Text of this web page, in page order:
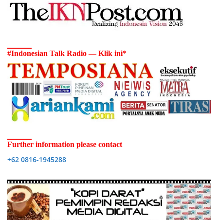
#Indonesian Talk Radio — Klik ini*
Further information please contact
+62 0816-1945288